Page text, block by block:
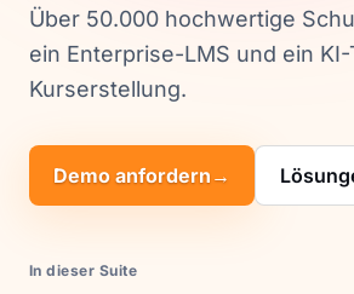
Über 50.000 hochwertige
ein Enterprise-LMS und ein
Kurserstellung.
Demo anfordern →
In dieser Suite